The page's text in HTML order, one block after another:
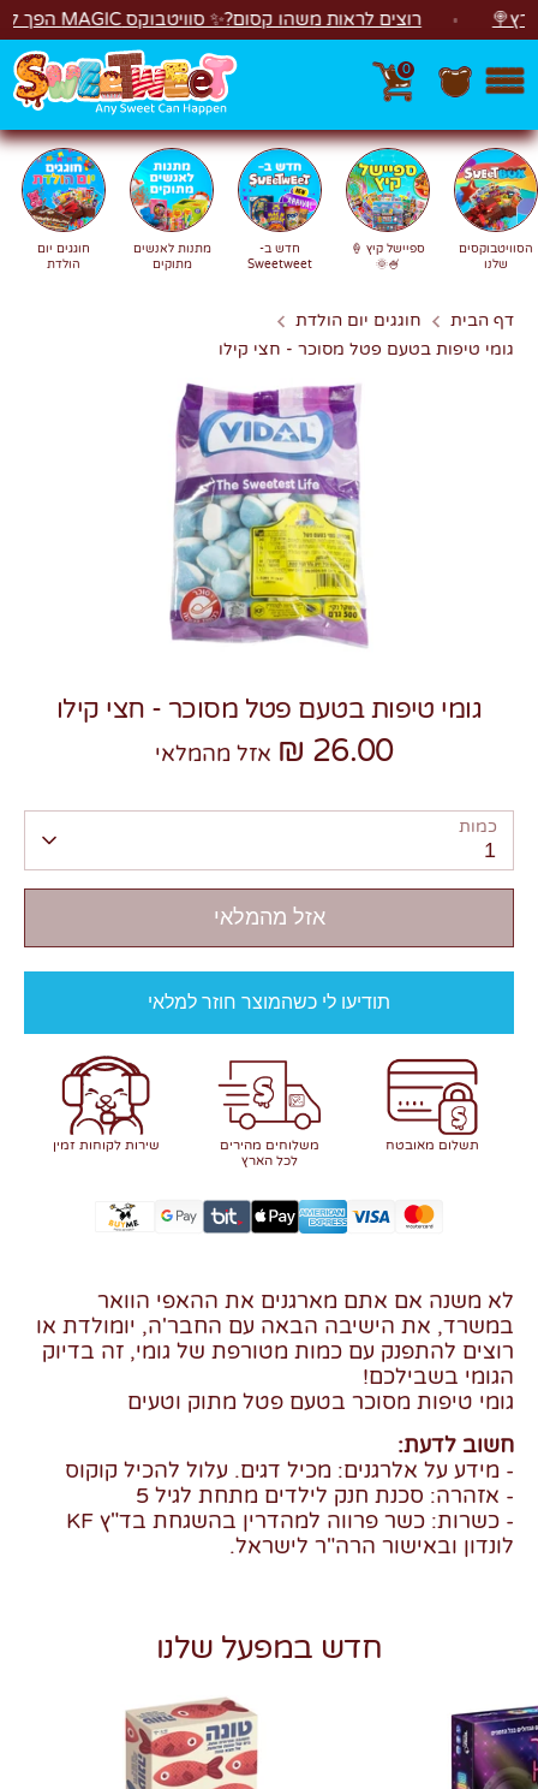
דלג רוצים לראות משהו קסום?✨ סוויטבוקס MAGIC הפך ל"מכונת משחקים"! 🎁🕹️
0
חפשחיפוש
הסוויטבוקסים
שלנו
ספיישל קיץ 🍦
🍧🌞
חדש ב-
Sweetweet
מתנות לאנשים
מתוקים
חוגגים יום
הולדת
דף הבית
חוגגים יום הולדת
גומי טיפות בטעם פטל מסוכר - חצי קילו
גומי טיפות בטעם פטל מסוכר - חצי קילו
26.00 ₪ אזל מהמלאי
כמות
1
אזל מהמלאי
תודיעו לי כשהמוצר חוזר למלאי
תשלום מאובטח
משלוחים מהירים
לכל הארץ
שירות לקוחות זמין
לא משנה אם אתם מארגנים את ההאפי הוואר
במשרד, את הישיבה הבאה עם החבר'ה, יומולדת או
רוצים להתפנק עם כמות מטורפת של גומי, זה בדיוק
הגומי בשבילכם!
גומי טיפות מסוכר בטעם פטל מתוק וטעים
חשוב לדעת:
- מידע על אלרגנים: מכיל דגים. עלול להכיל קוקוס
- אזהרה: סכנת חנק לילדים מתחת לגיל 5
- כשרות: כשר פרווה למהדרין בהשגחת בד"ץ KF
לונדון ובאישור הרה"ר לישראל.
חדש במפעל שלנו